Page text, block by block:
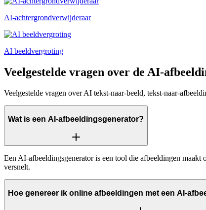
AI-achtergrondverwijderaar
AI beeldvergroting
Veelgestelde vragen over de AI-
Veelgestelde vragen over AI tekst-naar-beeld, tekst-naar-
Wat is een AI-afbeeldingsgenerator?
Een AI-afbeeldingsgenerator is een tool die afbeeldingen maakt
versnelt.
Hoe genereer ik online afbeeldingen met een AI-